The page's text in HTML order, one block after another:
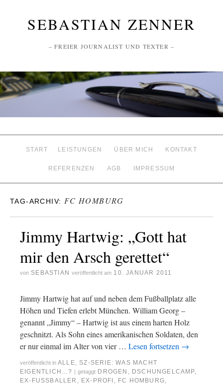
SEBASTIAN ZENNER
– FREIER JOURNALIST UND TEXTER –
START LEISTUNGEN ÜBER MICH KONTAKT
REFERENZEN AGB IMPRESSUM
TAG-ARCHIV: FC HOMBURG
Jimmy Hartwig: „Gott hat
mir den Arsch gerettet“
von SEBASTIAN veröffentlicht am 10. JANUAR 2011
Jimmy Hartwig hat auf und neben dem Fußballplatz alle
Höhen und Tiefen erlebt München. William Georg –
genannt „Jimmy“ – Hartwig ist aus einem harten Holz
geschnitzt. Als Sohn eines amerikanischen Soldaten, den
er nur einmal im Alter von vier … Lesen fortsetzen →
veröffentlicht in ALLE, SZ-SERIE: WAS MACHT
EIGENTLICH...?
getaggt DROGEN , DSCHUNGELCAMP,
EX-FUSSBALLER
, EX-PROFI , FC HOMBURG,